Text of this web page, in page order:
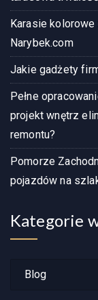
Karasie
Narybek.com
Jakie gadżety
Pełne
projekt wnętrz
remontu?
Pomorze
pojazdów na
Kategorie
Kategorie